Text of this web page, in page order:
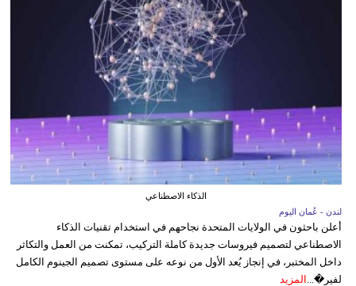
الذكاء الاصطناعي
لندن - عُمان اليوم
أعلن باحثون في الولايات المتحدة نجاحهم في استخدام تقنيات الذكاء
الاصطناعي لتصميم فيروسات جديدة كاملة التركيب، تمكنت من العمل والتكاثر
داخل المختبر، في إنجاز يُعد الأول من نوعه على مستوى تصميم الجينوم الكامل
لفير�...
المزيد